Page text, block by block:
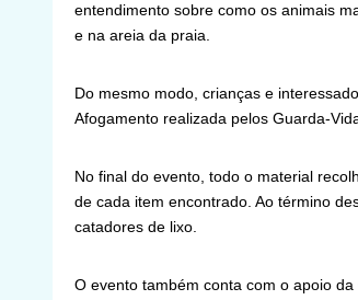
entendimento sobre como os animais
e na areia da praia.
Do mesmo modo, crianças e
Afogamento realizada pelos Guarda-
No final do evento, todo o material
de cada item encontrado. Ao término
catadores de lixo.
O evento também conta com o apoio